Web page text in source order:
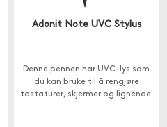
Adonit Note UVC Stylus
Denne pennen har UVC-lys som
du kan bruke til å rengjøre
tastaturer, skjermer og lignende.